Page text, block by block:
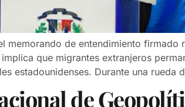
memorando de entendimiento firmado
que migrantes extranjeros
estadounidenses. Durante una
de